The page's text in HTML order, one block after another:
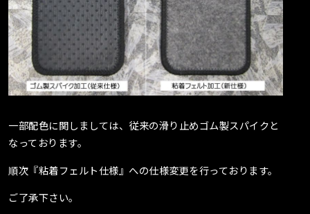
一部配色に関しましては、従来の滑り止めゴム製スパイクと
なっております。
順次『粘着フェルト仕様』への仕様変更を行っております。
ご了承下さい。